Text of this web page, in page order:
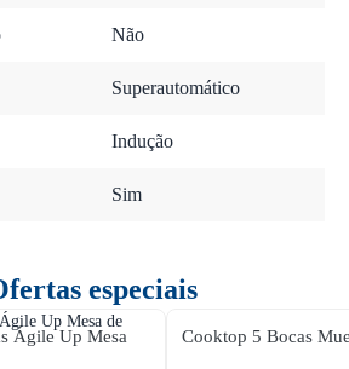
Não
Superautomático
Indução
Sim
especiais
Ágile Up Mesa
Cooktop 5 Bocas